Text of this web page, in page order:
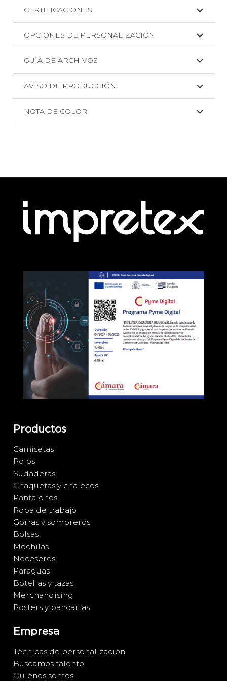
CERTIFICACIONES
OPCIONES DE PERSONALIZACIÓN
GUÍA DE ARCHIVOS
AVISO DE PRODUCCIÓN
NOTA DE COLOR
Productos
Camisetas
Polos
Sudaderas
Chaquetas y chalecos
Pantalones
Ropa de trabajo
Gorras y sombreros
Bolsas
Mochilas
Neceseres
Paraguas
Botellas y tazas
Merchandising
Posters y pancartas
Empresa
Técnicas de personalización
Buscamos talento
Quiénes somos